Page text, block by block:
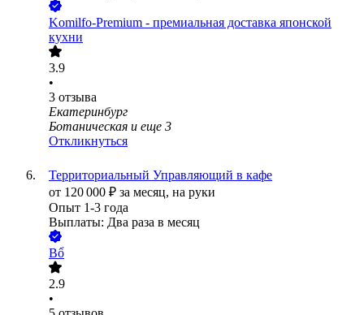
Komilfo-Premium - премиальная доставка японской
кухни
3.9
•
3 отзыва
Екатеринбург
Ботаническая и еще 3
Откликнуться
Территориальный Управляющий в кафе
от 120 000 ₽ за месяц, на руки
Опыт 1-3 года
Выплаты: Два раза в месяц
Bổ
2.9
•